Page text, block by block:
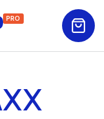
PRO